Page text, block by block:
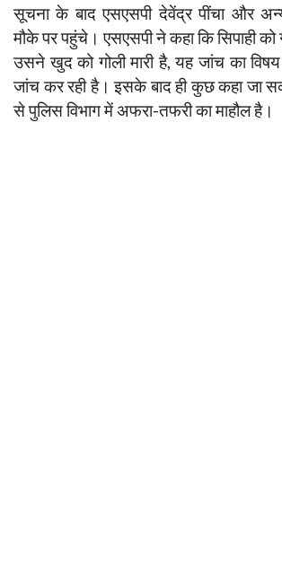
सूचना के बाद एसएसपी देवेंद्र पींचा और
मौके पर पहुंचे। एसएसपी ने कहा कि सिपाही को
उसने खुद को गोली मारी है, यह जांच का
जांच कर रही है। इसके बाद ही कुछ कहा जा
से पुलिस विभाग में अफरा-तफरी का माहौल है।